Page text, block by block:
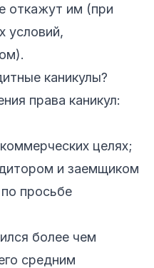
откажут им (при
условий,
каникулы?
права каникул:
целях;
и заемщиком
просьбе
более чем
средним